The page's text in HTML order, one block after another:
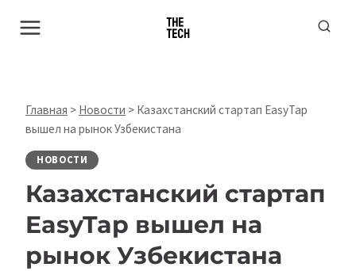
Главная > Новости > Казахстанский стартап EasyTap
вышел на рынок Узбекистана
НОВОСТИ
Казахстанский стартап
EasyTap вышел на
рынок Узбекистана